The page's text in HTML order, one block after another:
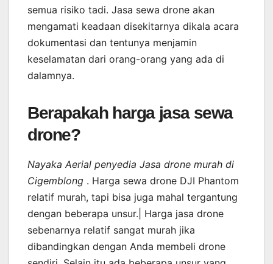
semua risiko tadi. Jasa sewa drone akan
mengamati keadaan disekitarnya dikala acara
dokumentasi dan tentunya menjamin
keselamatan dari orang-orang yang ada di
dalamnya.
Berapakah harga jasa sewa
drone?
Nayaka Aerial penyedia Jasa drone murah di
Cigemblong . Harga sewa drone DJI Phantom
relatif murah, tapi bisa juga mahal tergantung
dengan beberapa unsur.| Harga jasa drone
sebenarnya relatif sangat murah jika
dibandingkan dengan Anda membeli drone